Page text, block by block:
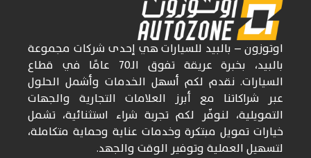
اوتوزون– بالبيد للسياراتهي إحدى شركات مجموعة
بالبيد، بخبرة عريقة تفوق الـ70
عامًا في قطاع
السيارات. نقدم لكم أسهل الخدمات وأشمل الحلول
عبر شراكاتنا مع أبرز العلامات التجارية والجهات
التمويلية، لنوفّر لكم تجربة شراء استثنائية، تشمل
خيارات تمويل مبتكرة وخدمات عناية وحماية متكاملة،
لتسهيل العملية وتوفير الوقت والجهد.